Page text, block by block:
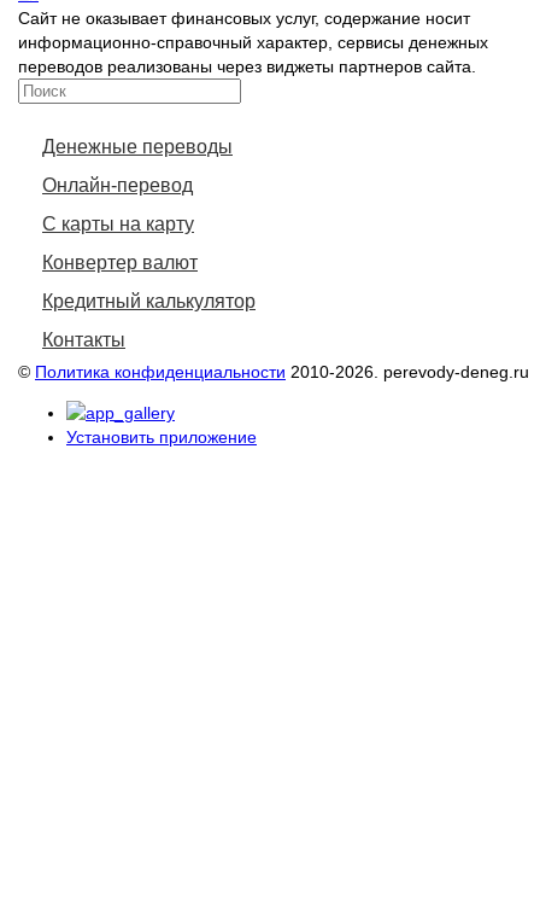
Сайт не оказывает финансовых услуг, содержание носит
информационно-справочный характер, сервисы денежных
переводов реализованы через виджеты партнеров сайта.
Денежные переводы
Онлайн-перевод
С карты на карту
Конвертер валют
Кредитный калькулятор
Контакты
© Политика конфиденциальности 2010-2026. perevody-deneg.ru
Установить приложение